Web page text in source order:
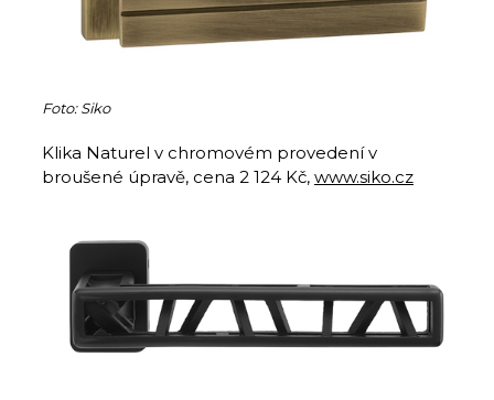
Foto: Siko
Klika Naturel v chromovém provedení v
broušené úpravě, cena 2 124 Kč, www.siko.cz